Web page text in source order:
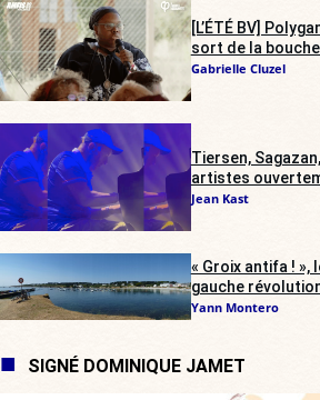
[L’ÉTÉ BV]
sort de la bouche
Gabrielle Cluzel
Tiersen,
artistes
Jean Kast
« Groix antifa ! »,
gauche
Yann Montero
SIGNÉ DOMINIQUE JAMET